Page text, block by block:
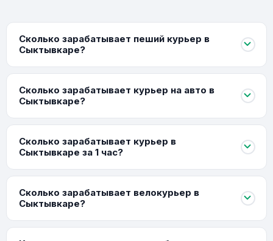
Сколько зарабатывает пеший курьер в
Сыктывкаре?
Сколько зарабатывает курьер на авто в
Сыктывкаре?
Сколько зарабатывает курьер в
Сыктывкаре за 1 час?
Сколько зарабатывает велокурьер в
Сыктывкаре?